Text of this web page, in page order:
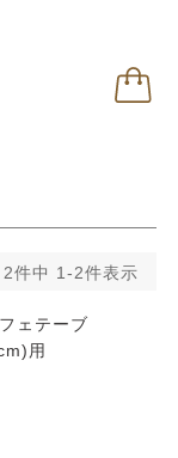
2件中 1-2件表示
ェテーブ
用